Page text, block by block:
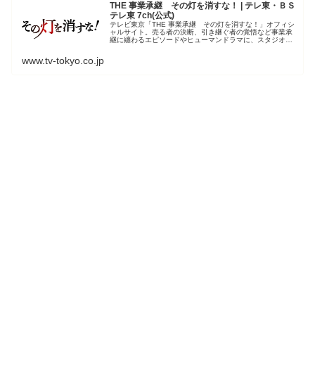
THE 事業承継 その灯を消すな！ | テレ東・ＢＳ
テレ東 7ch(公式)
テレビ東京「THE 事業承継 その灯を消すな！」オフィシ
ャルサイト。売る者の決断、引き継ぐ者の覚悟など事業承
継に纏わるエピソードやヒューマンドラマに、スタジオト
www.tv-tokyo.co.jp